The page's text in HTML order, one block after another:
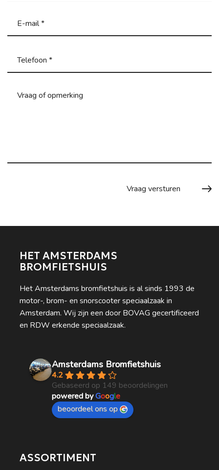
HET AMSTERDAMS
BROMFIETSHUIS
Het Amsterdams bromfietshuis is al sinds 1993 de
motor-, brom- en snorscooter speciaalzaak in
Amsterdam. Wij zijn een door BOVAG gecertificeerd
en RDW erkende speciaalzaak.
Amsterdams Bromfietshuis
4.2
Gebaseerd op 149 beoordelingen
powered byGoogle
beoordeel ons op
ASSORTIMENT